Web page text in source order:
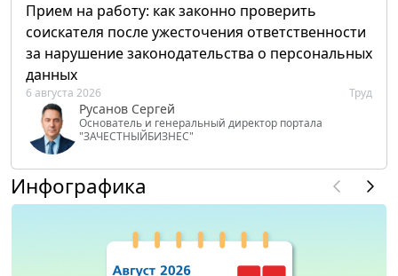
Прием на работу: как законно проверить
соискателя после ужесточения ответственности
за нарушение законодательства о персональных
данных
6 августа 2026 Труд
Русанов Сергей
Основатель и генеральный директор портала
"ЗАЧЕСТНЫЙБИЗНЕС"
Инфографика